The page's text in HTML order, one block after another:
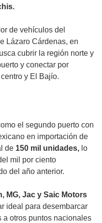
de vehículos del
Lázaro Cárdenas, en
cubrir la región norte y
y conectar por
y El Bajío.
el segundo puerto con
en importación de
de 150 mil unidades, lo
mil por ciento
del año anterior.
MG, Jac y Saic Motors
ideal para desembarcar
a otros puntos nacionales